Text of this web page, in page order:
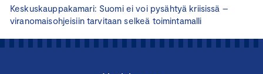
Keskuskauppakamari: Suomi ei voi pysähtyä kriisissä –
viranomaisohjeisiin tarvitaan selkeä toimintamalli